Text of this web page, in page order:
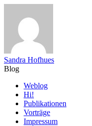
Sandra Hofhues
Blog
Zum
Inhalt
springen
Weblog
Hi!
Publikationen
Vorträge
Impressum